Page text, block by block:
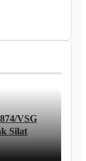
VSG
Silat